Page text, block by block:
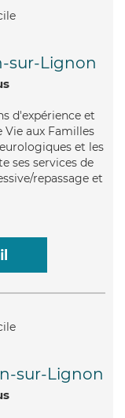
sur-Lignon
d'expérience et
Vie aux Familles
et les
ses services de
repassage et
sur-Lignon